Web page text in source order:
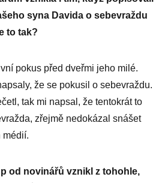
syna Davida o sebe­vraždu
to tak?
pokus před dveřmi jeho milé.
že se pokusil o sebevraždu.
tak mi napsal, že tentokrát to
zřejmě nedokázal snášet
médií.
od novinářů vznikl z tohohle,